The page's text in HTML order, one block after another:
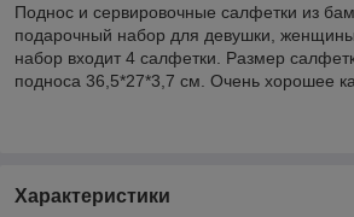
Поднос и сервировочные салфетки из
подарочный набор для девушки,
набор входит 4 салфетки. Размер
подноса 36,5*27*3,7 см. Очень хорошее
Характеристики